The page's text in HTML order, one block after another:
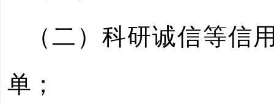
（二）科研诚信等信
单；